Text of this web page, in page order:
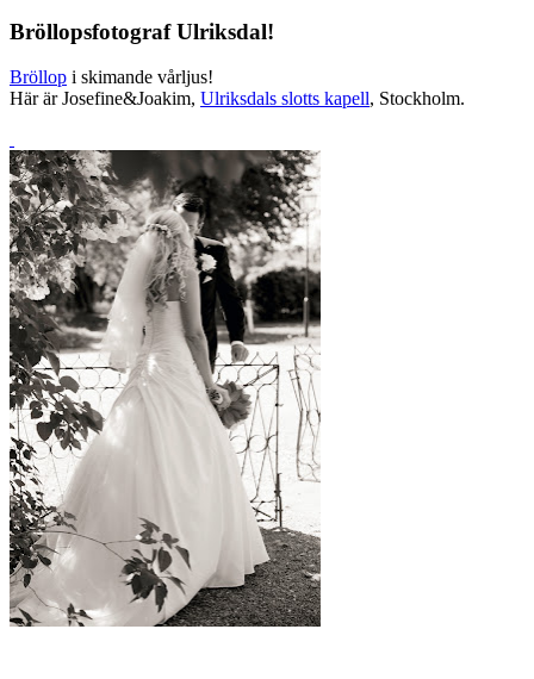
Bröllopsfotograf Ulriksdal!
Bröllop i skimande vårljus!
Här är Josefine&Joakim, Ulriksdals slotts kapell, Stockholm.